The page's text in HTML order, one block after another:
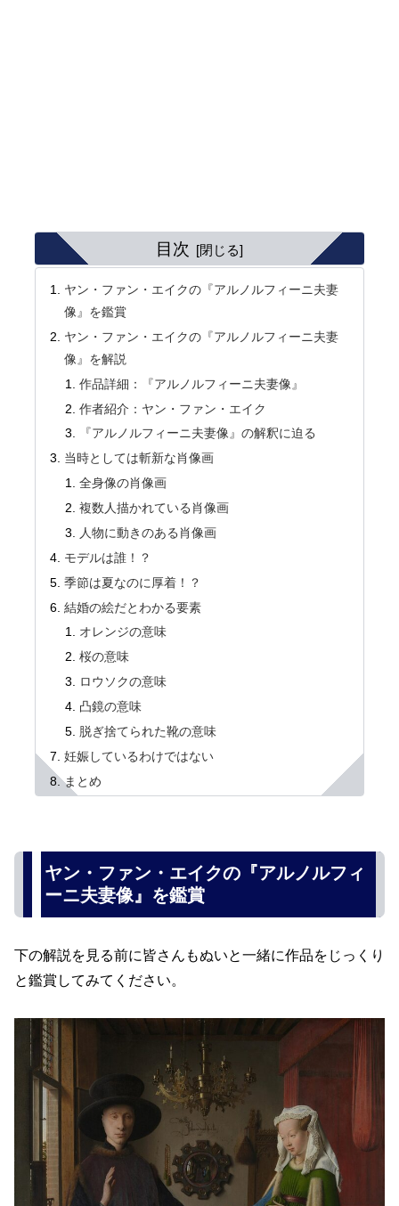
目次
ヤン・ファン・エイクの『アルノルフィーニ夫妻
像』を鑑賞
ヤン・ファン・エイクの『アルノルフィーニ夫妻
像』を解説
作品詳細：『アルノルフィーニ夫妻像』
作者紹介：ヤン・ファン・エイク
『アルノルフィーニ夫妻像』の解釈に迫る
当時としては斬新な肖像画
全身像の肖像画
複数人描かれている肖像画
人物に動きのある肖像画
モデルは誰！？
季節は夏なのに厚着！？
結婚の絵だとわかる要素
オレンジの意味
桜の意味
ロウソクの意味
凸鏡の意味
脱ぎ捨てられた靴の意味
妊娠しているわけではない
まとめ
ヤン・ファン・エイクの『アルノルフィ
ーニ夫妻像』を鑑賞
下の解説を見る前に皆さんもぬいと一緒に作品をじっくり
と鑑賞してみてください。